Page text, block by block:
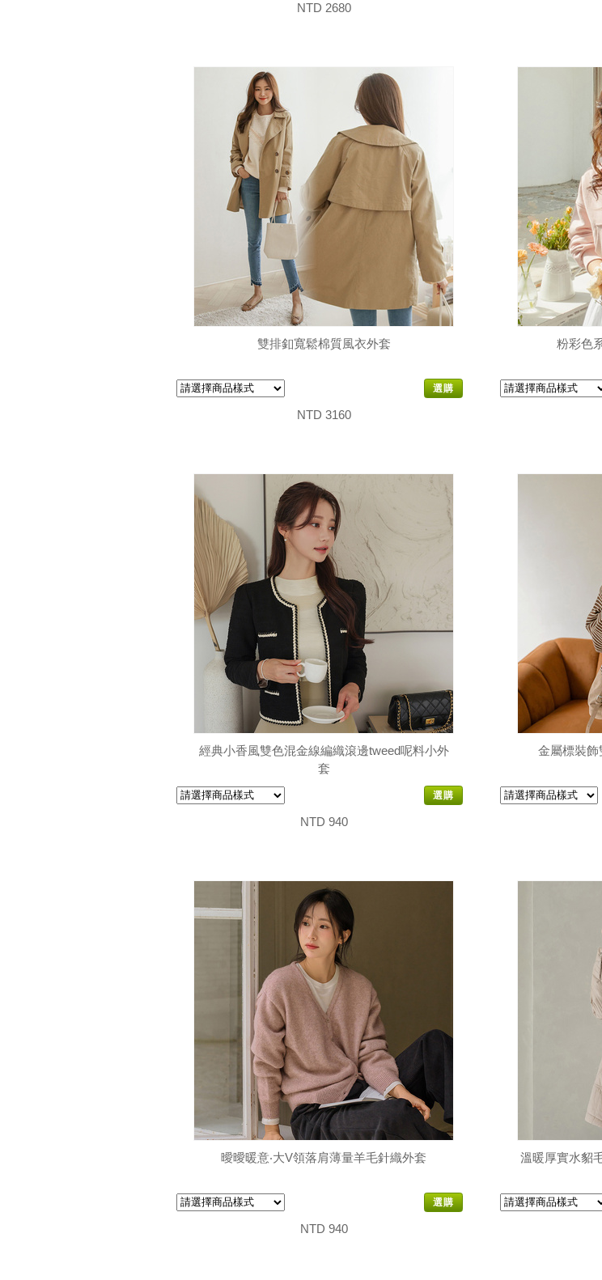
NTD 2680
雙排釦寬鬆棉質風衣外套
選購
NTD 3160
粉彩色
經典小香風雙色混金線編織滾邊tweed呢料小外
套
選購
NTD 940
金屬標裝飾
曖曖暖意‧大V領落肩薄量羊毛針織外套
選購
NTD 940
溫暖厚實水貂